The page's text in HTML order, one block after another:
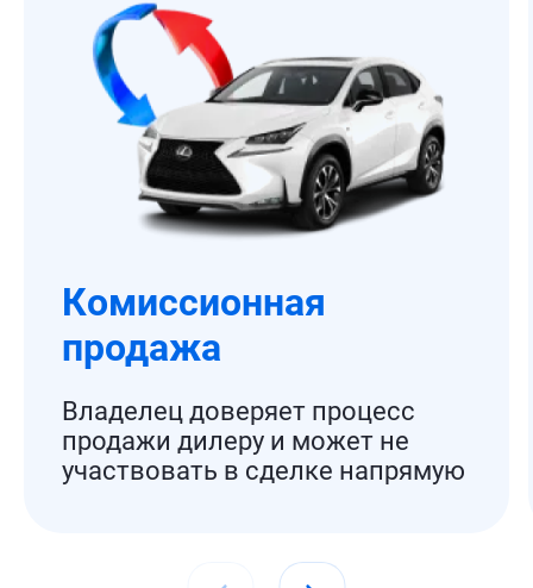
Комиссионная
продажа
Владелец доверяет процесс
продажи дилеру и может не
участвовать в сделке напрямую